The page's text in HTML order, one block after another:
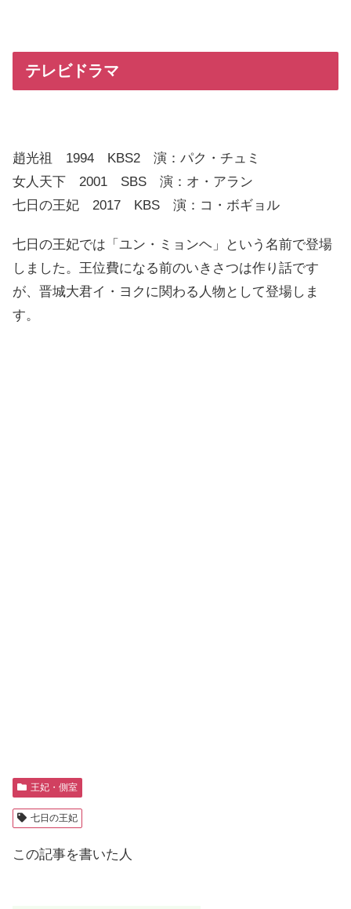
テレビドラマ
趙光祖 1994 KBS2 演：パク・チュミ
女人天下 2001 SBS 演：オ・アラン
七日の王妃 2017 KBS 演：コ・ボギョル
七日の王妃では「ユン・ミョンヘ」という名前で登場
しました。王位費になる前のいきさつは作り話です
が、晋城大君イ・ヨクに関わる人物として登場しま
す。
王妃・側室
七日の王妃
この記事を書いた人